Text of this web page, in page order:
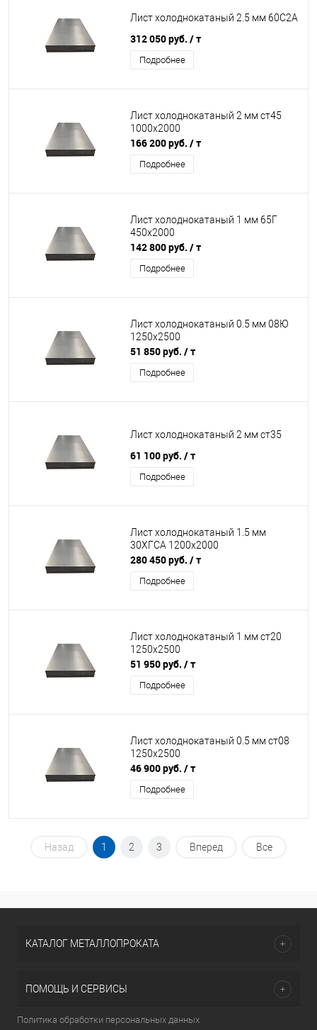
Лист холоднокатаный 2.5 мм 60С2А
312 050 руб. / т
Подробнее
Лист холоднокатаный 2 мм ст45
1000х2000
166 200 руб. / т
Подробнее
Лист холоднокатаный 1 мм 65Г
450х2000
142 800 руб. / т
Подробнее
Лист холоднокатаный 0.5 мм 08Ю
1250х2500
51 850 руб. / т
Подробнее
Лист холоднокатаный 2 мм ст35
61 100 руб. / т
Подробнее
Лист холоднокатаный 1.5 мм
30ХГСА 1200х2000
280 450 руб. / т
Подробнее
Лист холоднокатаный 1 мм ст20
1250х2500
51 950 руб. / т
Подробнее
Лист холоднокатаный 0.5 мм ст08
1250х2500
46 900 руб. / т
Подробнее
Назад 1 2 3 Вперед Все
КАТАЛОГ МЕТАЛЛОПРОКАТА
ПОМОЩЬ И СЕРВИСЫ
Политика обработки персональных данных